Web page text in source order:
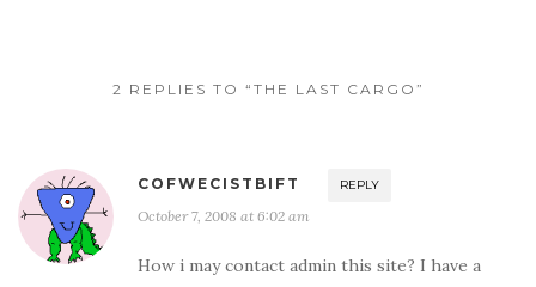
2 REPLIES TO “THE LAST CARGO”
COFWECISTBIFT REPLY
October 7, 2008 at 6:02 am
How i may contact admin this site? I have a